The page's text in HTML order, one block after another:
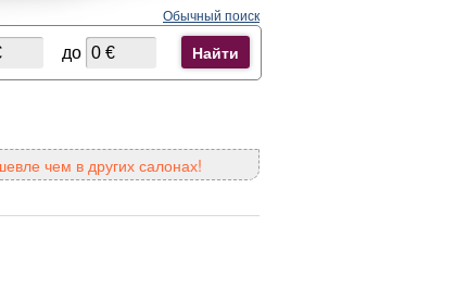
Обычный поиск
до Найти
чем в других салонах!